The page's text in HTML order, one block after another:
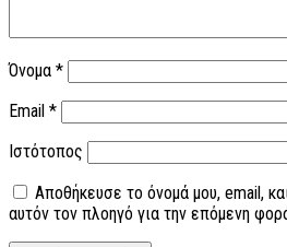
Όνομα *
Email *
Ιστότοπος
Αποθήκευσε το όνομά μου, email,
αυτόν τον πλοηγό για την επόμενη